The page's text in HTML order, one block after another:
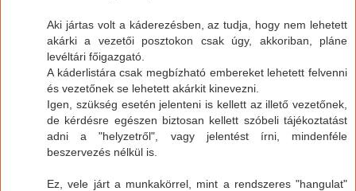
Aki jártas volt a káderezésben, az tudja, hogy nem lehetett
akárki a vezetői posztokon csak úgy, akkoriban, pláne
levéltári főigazgató.
A káderlistára csak megbízható embereket lehetett felvenni
és vezetőnek se lehetett akárkit kinevezni.
Igen, szükség esetén jelenteni is kellett az illető vezetőnek,
de kérdésre egészen biztosan kellett szóbeli tájékoztatást
adni a "helyzetről", vagy jelentést írni, mindenféle
beszervezés nélkül is.
Ez, vele járt a munkakörrel, mint a rendszeres "hangulat"